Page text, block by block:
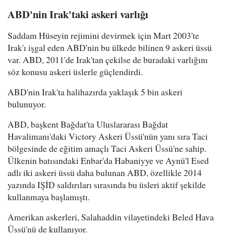
ABD'nin Irak'taki askeri varlığı
Saddam Hüseyin rejimini devirmek için Mart 2003'te
Irak'ı işgal eden ABD'nin bu ülkede bilinen 9 askeri üssü
var. ABD, 2011'de Irak'tan çekilse de buradaki varlığını
söz konusu askeri üslerle güçlendirdi.
ABD'nin Irak'ta halihazırda yaklaşık 5 bin askeri
bulunuyor.
ABD, başkent Bağdat'ta Uluslararası Bağdat
Havalimanı'daki Victory Askeri Üssü'nün yanı sıra Taci
bölgesinde de eğitim amaçlı Taci Askeri Üssü'ne sahip.
Ülkenin batısındaki Enbar'da Habaniyye ve Aynü'l Esed
adlı iki askeri üssü daha bulunan ABD, özellikle 2014
yazında IŞİD saldırıları sırasında bu üsleri aktif şekilde
kullanmaya başlamıştı.
Amerikan askerleri, Salahaddin vilayetindeki Beled Hava
Üssü'nü de kullanıyor.